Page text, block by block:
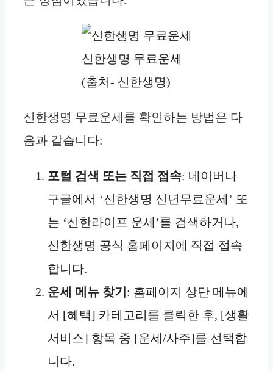
신한생명 무료운세
(출처- 신한생명)
신한생명 무료운세를 확인하는 방법은 다
음과 같습니다:
포털 검색 또는 직접 접속: 네이버나
구글에서 ‘신한생명 신년무료운세’ 또
는 ‘신한라이프 운세’를 검색하거나,
신한생명 공식 홈페이지에 직접 접속
합니다.
운세 메뉴 찾기: 홈페이지 상단 메뉴에
서 [혜택] 카테고리를 클릭한 후, [생활
서비스] 항목 중 [운세/사주]를 선택합
니다.